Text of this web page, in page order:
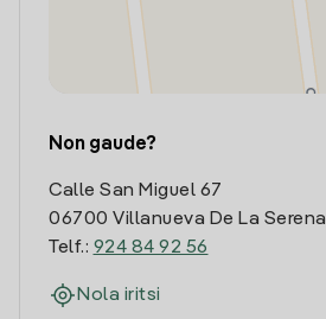
Non gaude?
Calle San Miguel 67
06700 Villanueva De La Serena
Telf.: 924 84 92 56
Nola iritsi